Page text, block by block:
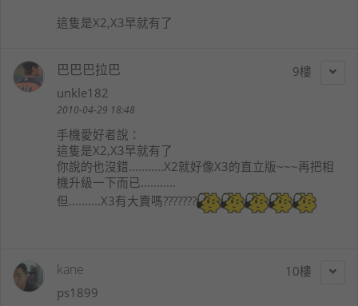
這隻是X2,X3早就有了
9
巴巴巴拉巴
unkle182
2010-04-29 18:48
手機愛好者說：
這隻是X2,X3早就有了
你說的也沒錯...........X2就好像X3的直立版~~~再把相
機升級一下而已...........
但..........X3有大賣嗎???????
10
kane
ps1899